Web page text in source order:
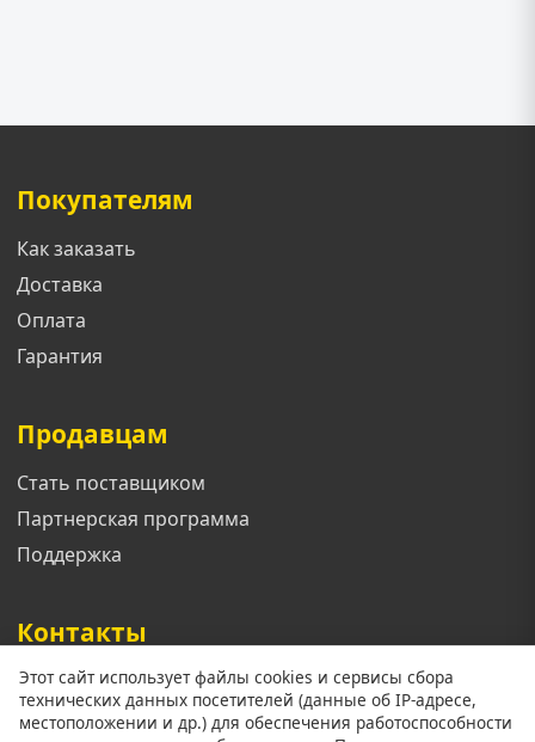
Покупателям
Как заказать
Доставка
Оплата
Гарантия
Продавцам
Стать поставщиком
Партнерская программа
Поддержка
Контакты
Телефон: +7 913 833 1461
Email: support@mgoroda.ru
Этот сайт использует файлы cookies и сервисы сбора
технических данных посетителей (данные об IP-адресе,
местоположении и др.) для обеспечения работоспособности